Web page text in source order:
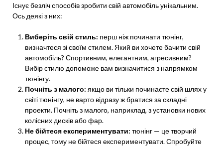
Існує безліч способів зробити свій автомобіль унікальним.
Ось деякі з них:
Виберіть свій стиль: перш ніж починати тюнінг,
визначтеся зі своїм стилем. Який ви хочете бачити свій
автомобіль? Спортивним, елегантним, агресивним?
Вибір стилю допоможе вам визначитися з напрямком
тюнінгу.
Почніть з малого: якщо ви тільки починаєте свій шлях у
світі тюнінгу, не варто відразу ж братися за складні
проекти. Почніть з малого, наприклад, з установки нових
колісних дисків або фар.
Не бійтеся експериментувати: тюнінг — це творчий
процес, тому не бійтеся експериментувати. Спробуйте